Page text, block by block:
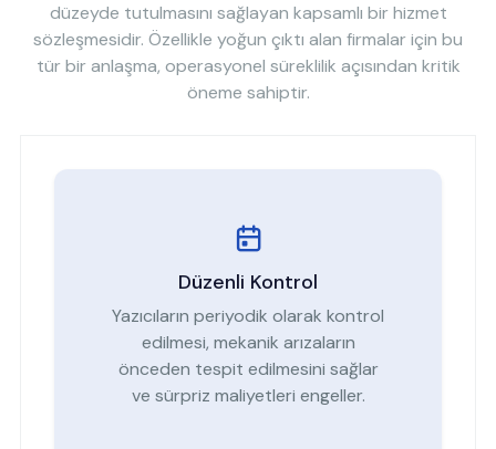
düzeyde tutulmasını sağlayan kapsamlı bir hizmet
sözleşmesidir. Özellikle yoğun çıktı alan firmalar için bu
tür bir anlaşma, operasyonel süreklilik açısından kritik
öneme sahiptir.
Düzenli Kontrol
Yazıcıların periyodik olarak kontrol
edilmesi, mekanik arızaların
önceden tespit edilmesini sağlar
ve sürpriz maliyetleri engeller.